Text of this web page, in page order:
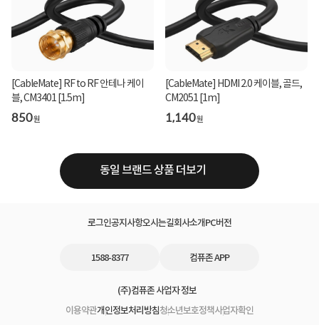
[CableMate] RF to RF 안테나 케이
블, CM3401 [1.5m]
850원
[CableMate] HDMI 2.0 케이블, 골드,
CM2051 [1m]
1,140원
동일 브랜드 상품 더보기
로그인공지사항오시는길회사소개PC버전
1588-8377 컴퓨존 APP
(주)컴퓨존 사업자 정보
이용약관개인정보처리방침청소년보호정책사업자확인